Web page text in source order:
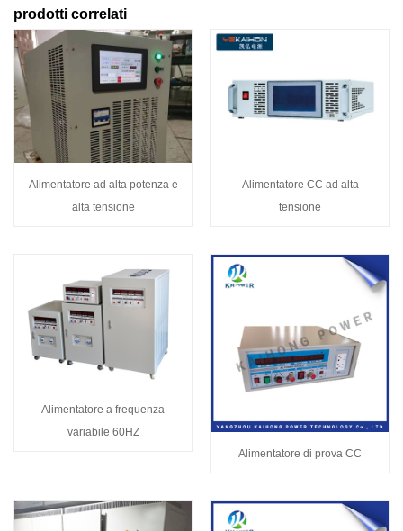
prodotti correlati
Alimentatore ad alta potenza e
alta tensione
Alimentatore CC ad alta
tensione
Alimentatore a frequenza
variabile 60HZ
Alimentatore di prova CC